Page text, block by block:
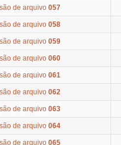
de arquivo 057
de arquivo 058
de arquivo 059
de arquivo 060
de arquivo 061
de arquivo 062
de arquivo 063
de arquivo 064
de arquivo 065